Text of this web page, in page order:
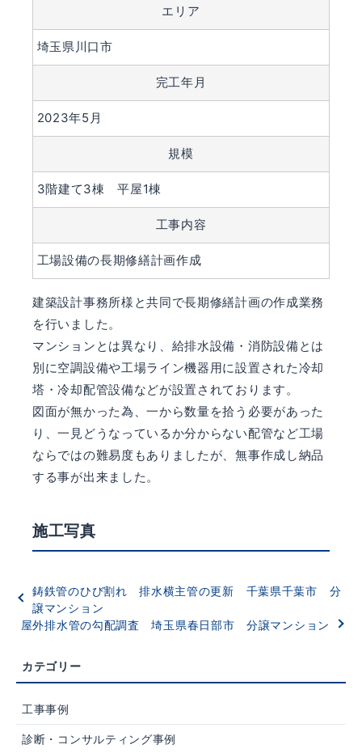
エリア
埼玉県川口市
完工年月
2023年5月
規模
3階建て3棟 平屋1棟
工事内容
工場設備の長期修繕計画作成
建築設計事務所様と共同で長期修繕計画の作成業務
を行いました。
マンションとは異なり、給排水設備・消防設備とは
別に空調設備や工場ライン機器用に設置された冷却
塔・冷却配管設備などが設置されております。
図面が無かった為、一から数量を拾う必要があった
り、一見どうなっているか分からない配管など工場
ならではの難易度もありましたが、無事作成し納品
する事が出来ました。
施工写真
鋳鉄管のひび割れ 排水横主管の更新 千葉県千葉市 分
譲マンション
屋外排水管の勾配調査 埼玉県春日部市 分譲マンション
工事事例
診断・コンサルティング事例